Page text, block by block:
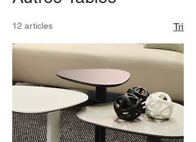
12 articles Tri